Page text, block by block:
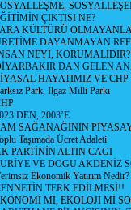
ÇIKTISI NE?
KÜLTÜRÜ
DAYANMAYAN
NEYİ, KORUMALIDIR?
DAN GELEN
HAYATIMIZ VE CHP
Park, Ilgaz Milli Parkı
DEN, 2003’E
SAĞANAĞININ
Taşımada Ücret Adaleti
PARTİNİN ALTIN CAGI
VE DOGU AKDENİZ
Ekonomik Yatırım Nedir?
TERK EDİLMESİ!!
Mİ, EKOLOJİ Mİ